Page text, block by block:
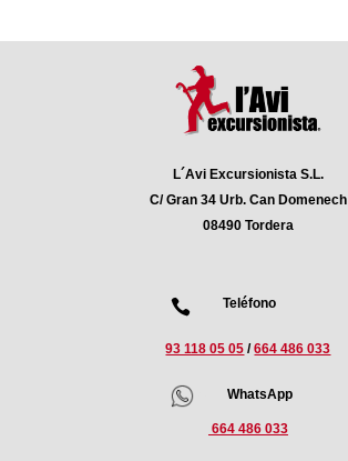
L´Avi Excursionista S.L.
C/ Gran 34 Urb. Can Domenech
08490 Tordera
 Teléfono
93 118 05 05 /664 486 033
2 WhatsApp
664 486 033